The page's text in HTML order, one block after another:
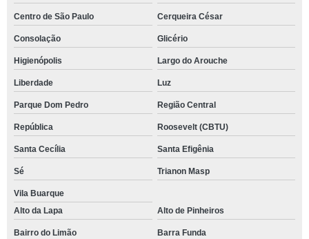
Centro de São Paulo Cerqueira César
Consolação Glicério
Higienópolis Largo do Arouche
Liberdade Luz
Parque Dom Pedro Região Central
República Roosevelt (CBTU)
Santa Cecília Santa Efigênia
Sé Trianon Masp
Vila Buarque
Alto da Lapa
Alto de Pinheiros
Bairro do Limão Barra Funda